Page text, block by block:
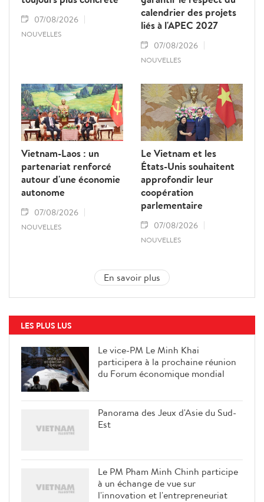
07/08/2026
NOUVELLES
calendrier des projets
liés à l'APEC 2027
07/08/2026
NOUVELLES
Vietnam-Laos : un
partenariat renforcé
autour d'une économie
autonome
07/08/2026
NOUVELLES
Le Vietnam et les
États-Unis souhaitent
approfondir leur
coopération
parlementaire
07/08/2026
NOUVELLES
En savoir plus
LES PLUS LUS
Le vice-PM Le Minh Khai
participera à la prochaine réunion
du Forum économique mondial
Panorama des Jeux d'Asie du Sud-
Est
Le PM Pham Minh Chinh participe
à un échange de vue sur
l'innovation et l'entrepreneuriat